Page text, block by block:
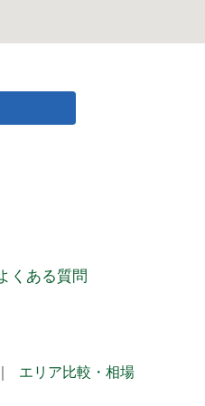
くある質問
｜ エリア比較・相場